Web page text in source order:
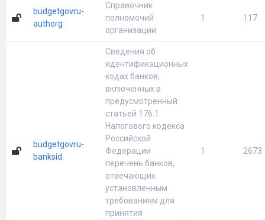
budgetgovru-
authorg
Справочник
полномочий
организации
1 117
budgetgovru-
banksid
Сведения об
идентификационных
кодах банков,
включенных в
предусмотренный
статьей 176.1
Налогового кодекса
Российской
Федерации
перечень банков,
отвечающих
установленным
требованиям для
принятия
1 2673